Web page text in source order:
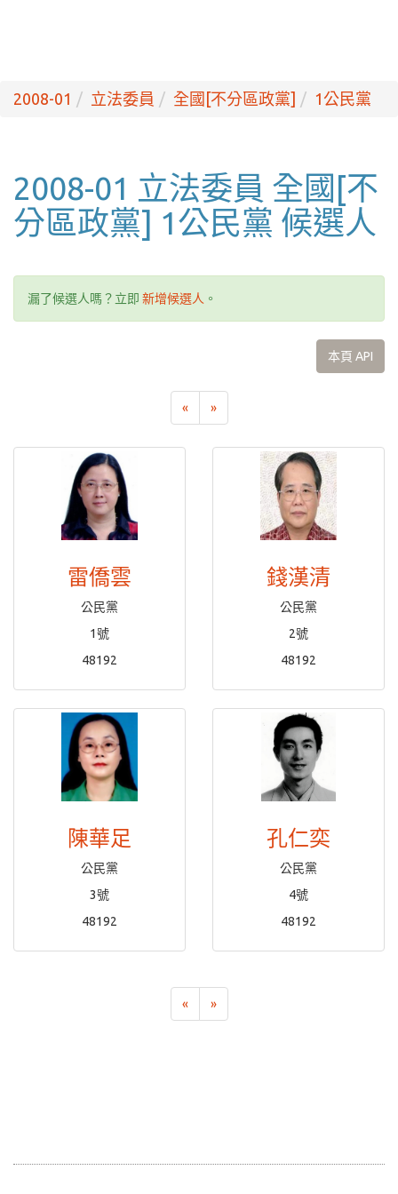
2008-01 立法委員 全國[不分區政黨] 1公民黨
2008-01 立法委員 全國[不
分區政黨] 1公民黨 候選人
漏了候選人嗎？立即 新增候選人 。
本頁 API
« »
雷僑雲
公民黨
1號
48192
錢漢清
公民黨
2號
48192
陳華足
公民黨
3號
48192
孔仁奕
公民黨
4號
48192
« »